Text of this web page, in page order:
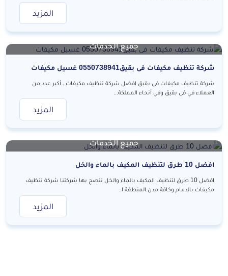
المزيد
جميع الخدمات
شركة تنظيف مكيفات فى بقيق0550738941 غسيل مكيفات
شركة تنظيف مكيفات فى بقيق افضل شركة تنظيف مكيفات ، أكبر عدد من
العملاء في فى بقيق وفي أنحاء المملكة...
المزيد
جميع الخدمات
افضل 10 طرق لتنظيف المكيف بالماء والخل
افضل 10 طرق لتنظيف المكيف بالماء والخل تنصح بها شركتنا شركة تنظيف
مكيفات بالدمام وكافة مدن المنطقة ا..
المزيد